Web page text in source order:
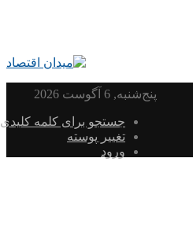
پنج‌شنبه, 6 آگوست 2026
جستجو برای کلمه کلیدی
تغییر پوسته
ورود